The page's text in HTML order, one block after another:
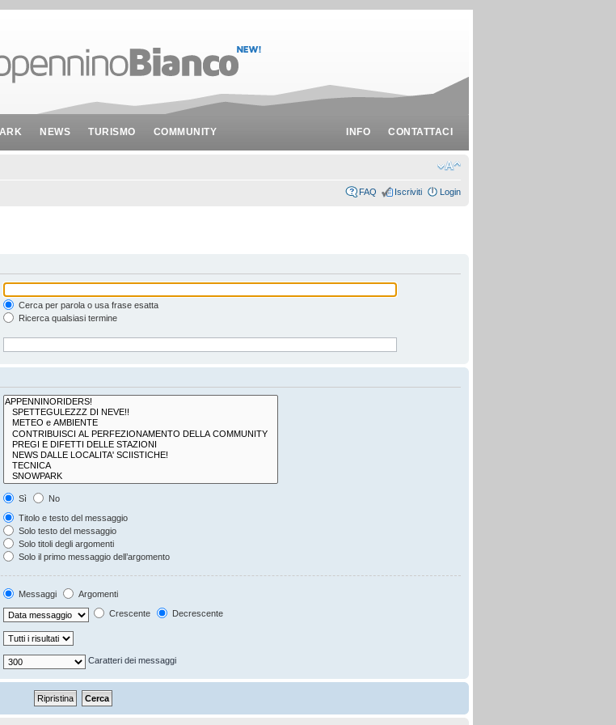
NEWS TURISMO COMMUNITY INFO CONTATTACI
FAQ Iscriviti Login
Cerca per parola o usa frase esatta
Ricerca qualsiasi termine
Sì
No
Titolo e testo del messaggio
Solo testo del messaggio
Solo titoli degli argomenti
Solo il primo messaggio dell’argomento
Messaggi
Argomenti
Crescente Decrescente
Caratteri dei messaggi